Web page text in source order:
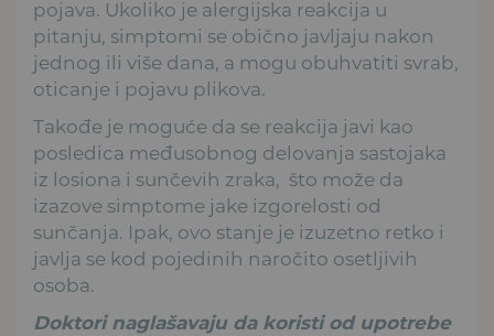
pojava. Ukoliko je alergijska reakcija u
pitanju, simptomi se obično javljaju nakon
jednog ili više dana, a mogu obuhvatiti svrab,
oticanje i pojavu plikova.
Takođe je moguće da se reakcija javi kao
posledica međusobnog delovanja sastojaka
iz losiona i sunčevih zraka, što može da
izazove simptome jake izgorelosti od
sunčanja. Ipak, ovo stanje je izuzetno retko i
javlja se kod pojedinih naročito osetljivih
osoba.
Doktori naglašavaju da koristi od upotrebe